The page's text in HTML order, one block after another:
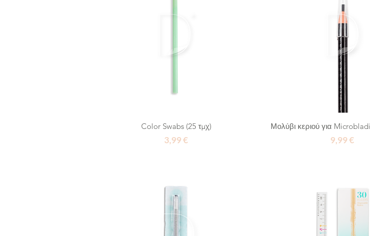
Color Swabs (25 τμχ)
Τιμή
3,99 €
Μολύβι κεριού για
Τιμή
9,99 €